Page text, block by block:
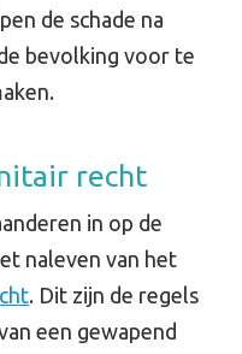
de schade na
bevolking voor te
recht
in op de
naleven van het
. Dit zijn de regels
een gewapend